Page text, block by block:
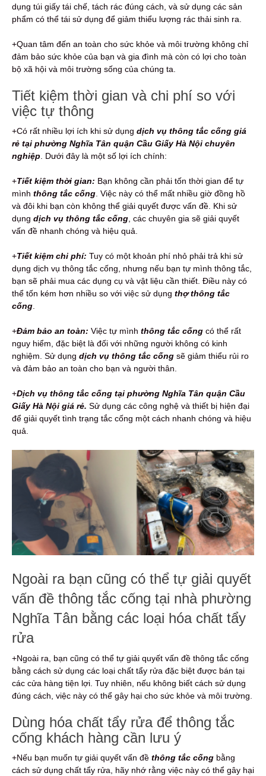
dụng túi giấy tái chế, tách rác đúng cách, và sử dụng các sản
phẩm có thể tái sử dụng để giảm thiểu lượng rác thải sinh ra.
+Quan tâm đến an toàn cho sức khỏe và môi trường không chỉ
đảm bảo sức khỏe của bạn và gia đình mà còn có lợi cho toàn
bộ xã hội và môi trường sống của chúng ta.
Tiết kiệm thời gian và chi phí so với
việc tự thông
+Có rất nhiều lợi ích khi sử dụng dịch vụ thông tắc cống giá
rẻ tại phường Nghĩa Tân quận Cầu Giấy Hà Nội chuyên
nghiệp. Dưới đây là một số lợi ích chính:
+Tiết kiệm thời gian: Bạn không cần phải tốn thời gian để tự
mình thông tắc cống. Việc này có thể mất nhiều giờ đồng hồ
và đôi khi bạn còn không thể giải quyết được vấn đề. Khi sử
dụng dịch vụ thông tắc cống, các chuyên gia sẽ giải quyết
vấn đề nhanh chóng và hiệu quả.
+Tiết kiệm chi phí: Tuy có một khoản phí nhỏ phải trả khi sử
dụng dịch vụ thông tắc cống, nhưng nếu bạn tự mình thông tắc,
bạn sẽ phải mua các dụng cụ và vật liệu cần thiết. Điều này có
thể tốn kém hơn nhiều so với việc sử dụng thợ thông tắc
cống.
+Đảm bảo an toàn: Việc tự mình thông tắc cống có thể rất
nguy hiểm, đặc biệt là đối với những người không có kinh
nghiệm. Sử dụng dịch vụ thông tắc cống sẽ giảm thiểu rủi ro
và đảm bảo an toàn cho bạn và người thân.
+Dịch vụ thông tắc cống tại phường Nghĩa Tân quận Cầu
Giấy Hà Nội giá rẻ. Sử dụng các công nghệ và thiết bị hiện đại
để giải quyết tình trạng tắc cống một cách nhanh chóng và hiệu
quả.
Ngoài ra bạn cũng có thể tự giải quyết
vấn đề thông tắc cống tại nhà phường
Nghĩa Tân bằng các loại hóa chất tẩy
rửa
+Ngoài ra, bạn cũng có thể tự giải quyết vấn đề thông tắc cống
bằng cách sử dụng các loại chất tẩy rửa đặc biệt được bán tại
các cửa hàng tiện lợi. Tuy nhiên, nếu không biết cách sử dụng
đúng cách, việc này có thể gây hại cho sức khỏe và môi trường.
Dùng hóa chất tẩy rửa để thông tắc
cống khách hàng cần lưu ý
+Nếu bạn muốn tự giải quyết vấn đề thông tắc cống bằng
cách sử dụng chất tẩy rửa, hãy nhớ rằng việc này có thể gây hại